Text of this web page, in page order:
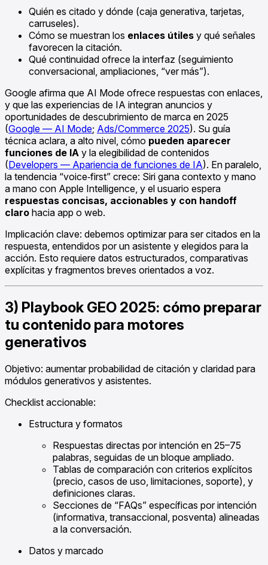
Quién es citado y dónde (caja generativa, tarjetas,
carruseles).
Cómo se muestran los enlaces útiles y qué señales
favorecen la citación.
Qué continuidad ofrece la interfaz (seguimiento
conversacional, ampliaciones, “ver más”).
Google afirma que AI Mode ofrece respuestas con enlaces,
y que las experiencias de IA integran anuncios y
oportunidades de descubrimiento de marca en 2025
(Google — AI Mode; Ads/Commerce 2025). Su guía
técnica aclara, a alto nivel, cómo pueden aparecer
funciones de IA y la elegibilidad de contenidos
(Developers — Apariencia de funciones de IA). En paralelo,
la tendencia “voice‑first” crece: Siri gana contexto y mano
a mano con Apple Intelligence, y el usuario espera
respuestas concisas, accionables y con handoff
claro hacia app o web.
Implicación clave: debemos optimizar para ser citados en la
respuesta, entendidos por un asistente y elegidos para la
acción. Esto requiere datos estructurados, comparativas
explícitas y fragmentos breves orientados a voz.
3) Playbook GEO 2025: cómo preparar
tu contenido para motores
generativos
Objetivo: aumentar probabilidad de citación y claridad para
módulos generativos y asistentes.
Checklist accionable:
Estructura y formatos
Respuestas directas por intención en 25–75
palabras, seguidas de un bloque ampliado.
Tablas de comparación con criterios explícitos
(precio, casos de uso, limitaciones, soporte), y
definiciones claras.
Secciones de “FAQs” específicas por intención
(informativa, transaccional, posventa) alineadas
a la conversación.
Datos y marcado